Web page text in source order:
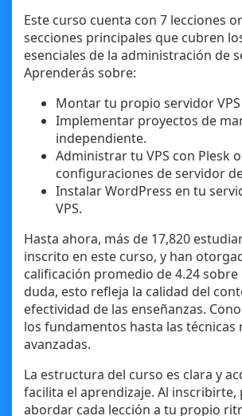
Este curso cuenta con 7 lecciones
secciones principales que cubren
esenciales de la administración de
Aprenderás sobre:
Montar tu propio servidor
Implementar proyectos de
independiente.
Administrar tu VPS con Plesk o
configuraciones de servidor
Instalar WordPress en tu
VPS.
Hasta ahora, más de 17,820
inscrito en este curso, y han
calificación promedio de 4.24 sobre
duda, esto refleja la calidad del
efectividad de las enseñanzas.
los fundamentos hasta las técnicas
avanzadas.
La estructura del curso es clara y
facilita el aprendizaje. Al inscribirte,
abordar cada lección a tu propio